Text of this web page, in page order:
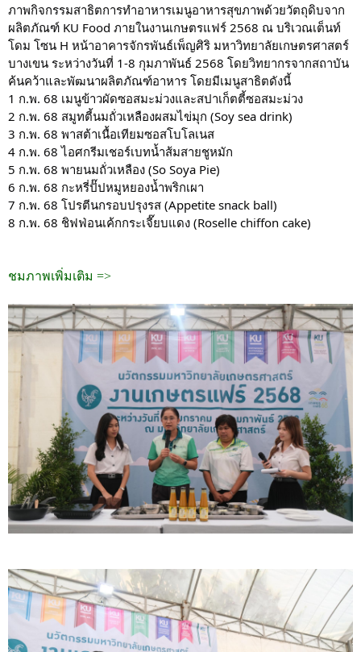
ภาพกิจกรรมสาธิตการทำอาหารเมนูอาหารสุขภาพด้วยวัตถุดิบจาก
ผลิตภัณฑ์ KU Food ภายในงานเกษตรแฟร์ 2568 ณ บริเวณเต็นท์
โดม โซน H หน้าอาคารจักรพันธ์เพ็ญศิริ มหาวิทยาลัยเกษตรศาสตร์
บางเขน ระหว่างวันที่ 1-8 กุมภาพันธ์ 2568 โดยวิทยากรจากสถาบัน
ค้นคว้าและพัฒนาผลิตภัณฑ์อาหาร โดยมีเมนูสาธิตดังนี้
1 ก.พ. 68 เมนูข้าวผัดซอสมะม่วงและสปาเก็ตตี้ซอสมะม่วง
2 ก.พ. 68 สมูทตี้นมถั่วเหลืองผสมไข่มุก (Soy sea drink)
3 ก.พ. 68 พาสต้าเนื้อเทียมซอสโบโลเนส
4 ก.พ. 68 ไอศกรีมเชอร์เบทน้ำส้มสายชูหมัก
5 ก.พ. 68 พายนมถั่วเหลือง (So Soya Pie)
6 ก.พ. 68 กะหรี่ปั๊ปหมูหยองน้ำพริกเผา
7 ก.พ. 68 โปรตีนกรอบปรุงรส (Appetite snack ball)
8 ก.พ. 68 ชิฟฟ่อนเค้กกระเจี๊ยบแดง (Roselle chiffon cake)
ชมภาพเพิ่มเติม =>